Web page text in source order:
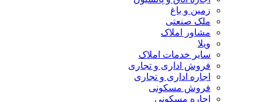
زمین و باغ
ملک صنعتی
مشاور املاک
ویلا
سایر خدمات املاک
فروش اداری و تجاری
اجاره اداری و تجاری
فروش مسکونی
اجاره مسکونی